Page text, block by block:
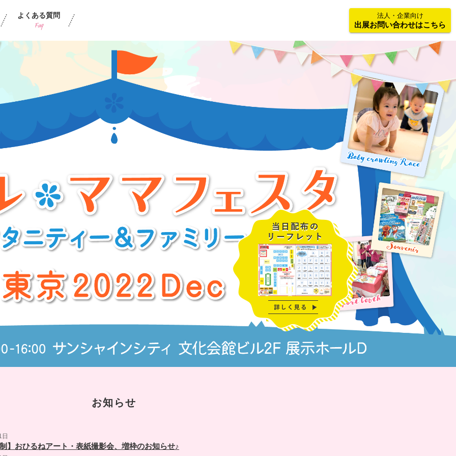
よくある質問
Faq
法人・企業向け
出展お問い合わせはこちら
お知らせ
】おひるねアート・表紙撮影会、増枠のお知らせ♪